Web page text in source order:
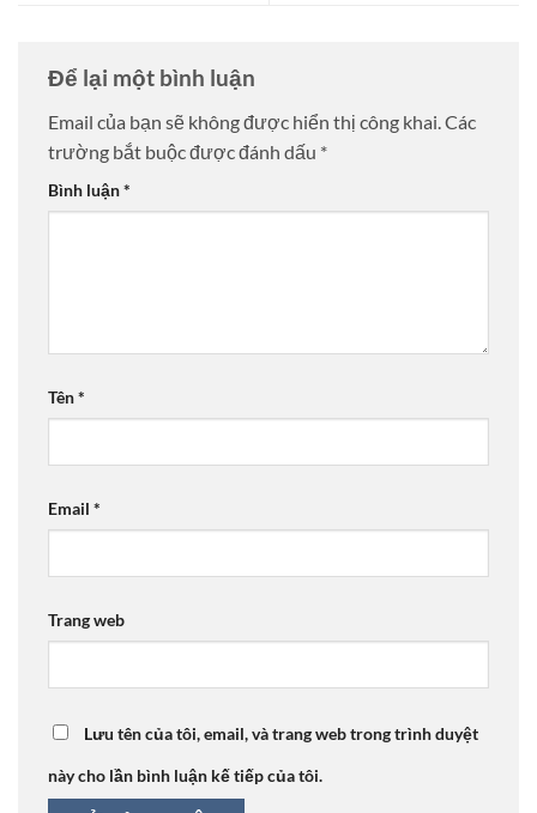
Để lại một bình luận
Email của bạn sẽ không được hiển thị công khai.Các
trường bắt buộc được đánh dấu *
Bình luận*
Tên*
Email *
Trang web
Lưu tên của tôi, email, và trang web trong trình duyệt
này cho lần bình luận kế tiếp của tôi.